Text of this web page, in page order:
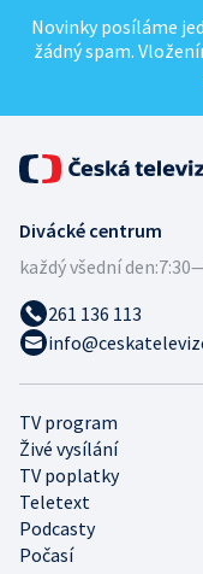
Novinky posíláme
žádný spam.